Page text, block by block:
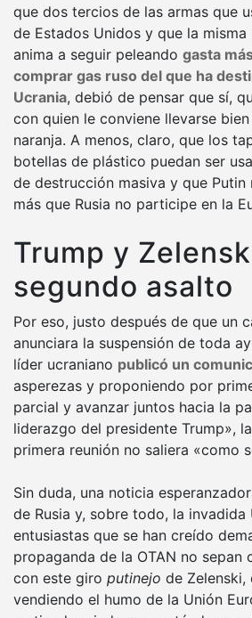
que dos tercios de las armas que
de Estados Unidos y que la
anima a seguir peleando gasta
comprar gas ruso del que ha
Ucrania, debió de pensar que sí,
con quien le conviene llevarse
naranja. A menos, claro, que los
botellas de plástico puedan ser
de destrucción masiva y que
más que Rusia no participe en la
Trump y
segundo asalto
Por eso, justo después de que un
anunciara la suspensión de toda
líder ucraniano publicó un
asperezas y proponiendo por
parcial y avanzar juntos hacia la
liderazgo del presidente Trump»,
primera reunión no saliera «como
Sin duda, una noticia
de Rusia y, sobre todo, la invadida
entusiastas que se han creído
propaganda de la OTAN no sepan
con este giro putinejo de Zelenski,
vendiendo el humo de la Unión